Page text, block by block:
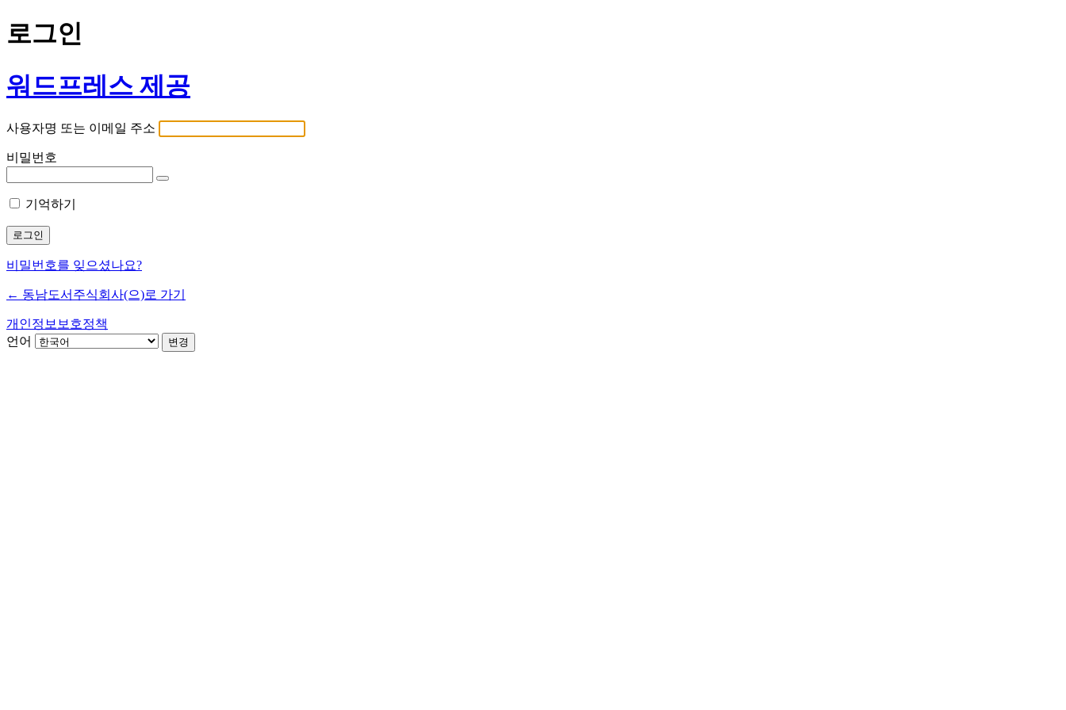
로그인
워드프레스 제공
사용자명 또는 이메일 주소
비밀번호
기억하기
비밀번호를 잊으셨나요?
← 동남도서주식회사(으)로 가기
개인정보보호정책
언어